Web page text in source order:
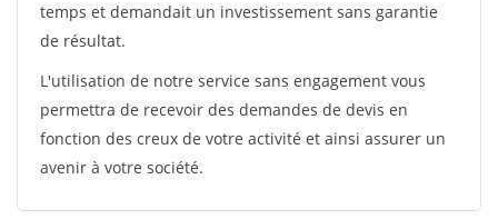
temps et demandait un investissement sans garantie
de résultat.
L'utilisation de notre service sans engagement vous
permettra de recevoir des demandes de devis en
fonction des creux de votre activité et ainsi assurer un
avenir à votre société.